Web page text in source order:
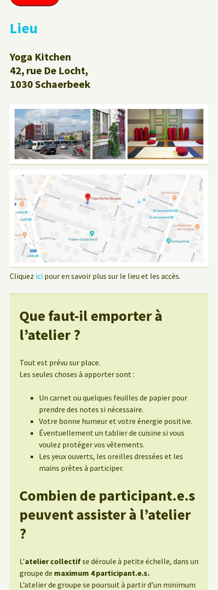
Lieu
Yoga Kitchen
42, rue De Locht,
1030 Schaerbeek
Cliquez ici pour en savoir plus sur le lieu et les accès.
Que faut-il emporter à
l’atelier ?
Tout est prévu sur place.
Les seules choses à apporter sont :
Un carnet ou quelques feuilles de papier pour
prendre des notes si nécessaire.
Votre bonne humeur et votre énergie positive.
Éventuellement un tablier de cuisine si vous
voulez protéger vos vêtements.
Les yeux ouverts, les oreilles dressées et les
mains prêtes à participer.
Combien de participant.e.s
peuvent assister à l’atelier
?
L’atelier collectifse déroule à petite échelle, dans un
groupe de maximum 4 participant.e.s.
L’atelier de groupe se poursuit à partir d’un minimum